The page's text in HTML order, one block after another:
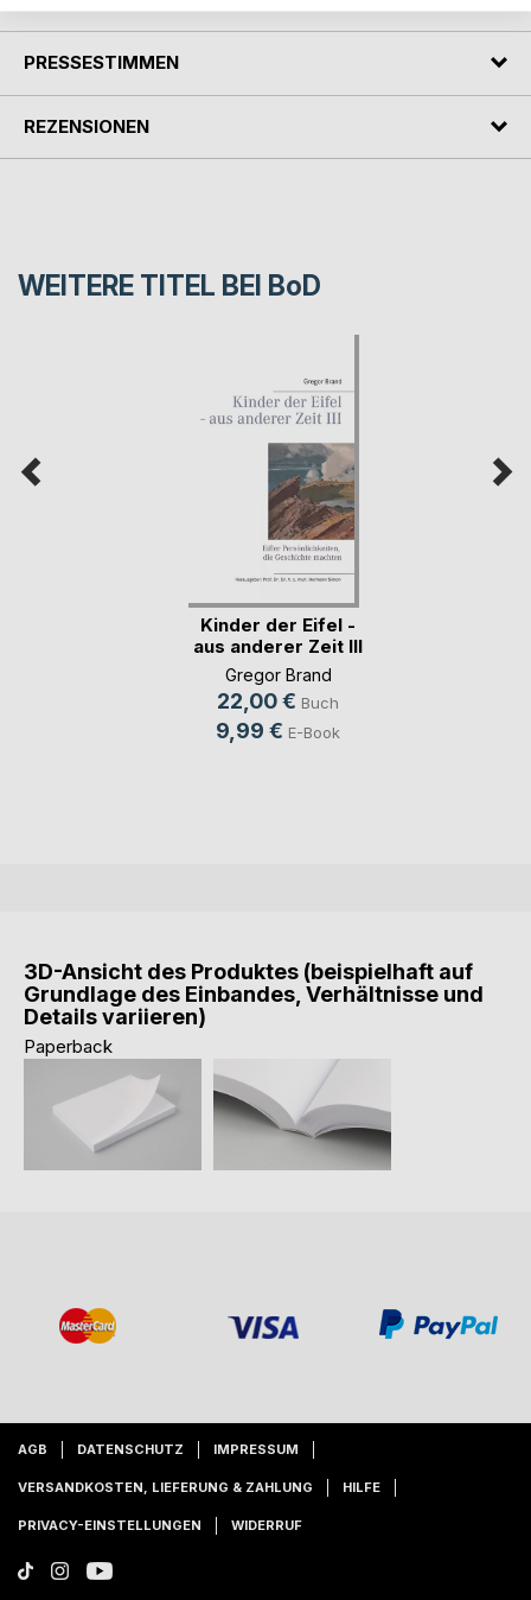
PRESSESTIMMEN
REZENSIONEN
WEITERE TITEL BEI BoD
Kinder der Eifel -
aus anderer Zeit III
Gregor Brand
22,00 € Buch
9,99 € E-Book
3D-Ansicht des Produktes (beispielhaft auf
Grundlage des Einbandes, Verhältnisse und
Details variieren)
Paperback
AGB DATENSCHUTZ IMPRESSUM
VERSANDKOSTEN, LIEFERUNG & ZAHLUNG HILFE
PRIVACY-EINSTELLUNGEN WIDERRUF